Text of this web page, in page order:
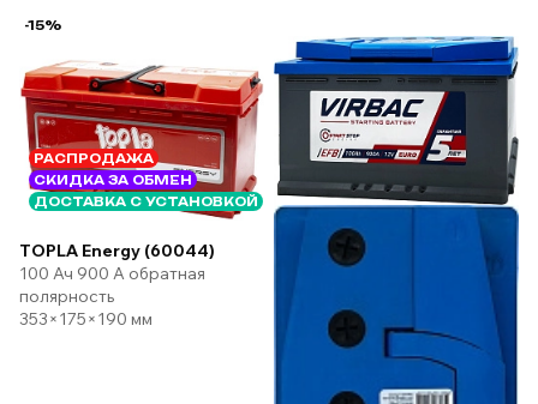
-15%
РАСПРОДАЖА
СКИДКА ЗА ОБМЕН
ДОСТАВКА С УСТАНОВКОЙ
TOPLA Energy (60044)
100 Ач 900 А обратная
полярность
353×175×190 мм